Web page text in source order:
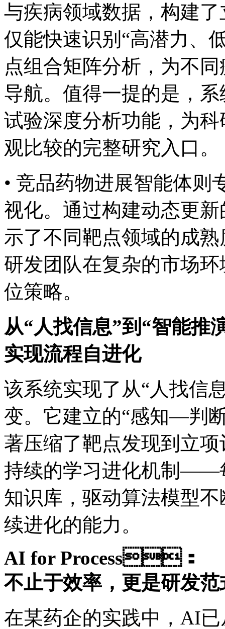
与疾病领域数据，构
仅能快速识别“高潜力、
点组合矩阵分析，为
导航。值得一提的是
试验深度分析功能，
观比较的完整研究入口。
• 竞品药物进展智能体则
视化。通过构建动态更新
示了不同靶点领域的成熟
研发团队在复杂的市场
位策略。
从“人找信息”到“智能推演
实现流程自进化
该系统实现了从“人找信
变。它建立的“感知—判
著压缩了靶点发现到立项
持续的学习进化机制——
知识库，驱动算法模型
续进化的能力。
AI for Process：
不止于效率，更是研发
在某药企的实践中，AI